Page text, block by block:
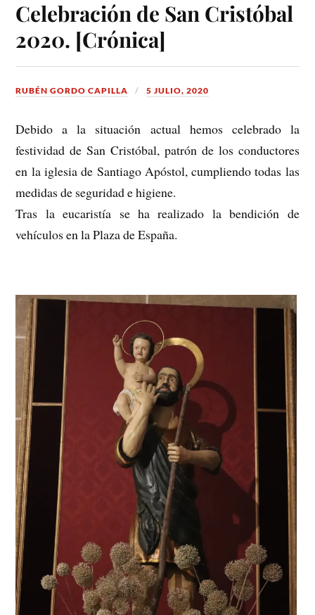
Celebración de San Cristóbal
2020. [Crónica]
RUBÉN GORDO CAPILLA 5 JULIO, 2020
Debido a la situación actual hemos celebrado la
festividad de San Cristóbal, patrón de los conductores
en la iglesia de Santiago Apóstol, cumpliendo todas las
medidas de seguridad e higiene.
Tras la eucaristía se ha realizado la bendición de
vehículos en la Plaza de España.